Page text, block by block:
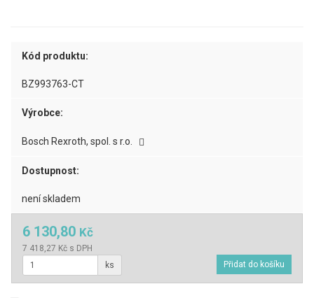
Kód produktu:
BZ993763-CT
Výrobce:
Bosch Rexroth, spol. s r.o.
Dostupnost:
není skladem
6 130,80 Kč
7 418,27 Kč s DPH
ks